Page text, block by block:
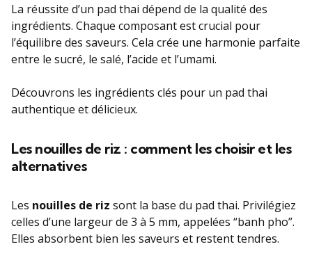
La réussite d’un pad thai dépend de la qualité des
ingrédients. Chaque composant est crucial pour
l’équilibre des saveurs. Cela crée une harmonie parfaite
entre le sucré, le salé, l’acide et l’umami.
Découvrons les ingrédients clés pour un pad thai
authentique et délicieux.
Les nouilles de riz : comment les choisir et les
alternatives
Les nouilles de riz sont la base du pad thai. Privilégiez
celles d’une largeur de 3 à 5 mm, appelées “banh pho”.
Elles absorbent bien les saveurs et restent tendres.